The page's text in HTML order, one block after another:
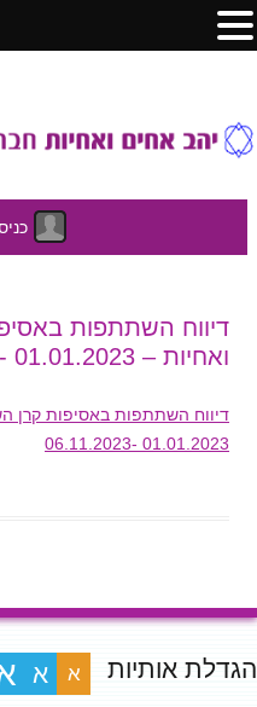
דיווח השתתפות
ואחיות – 01.01.2023 -06.11.2023
דיווח השתתפות באסיפות קרן
01.01.2023 -06.11.2023
הגדלת אותיות א א